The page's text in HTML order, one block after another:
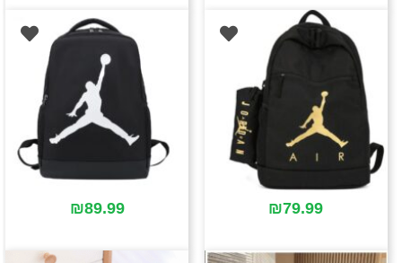
₪79.99
₪89.99